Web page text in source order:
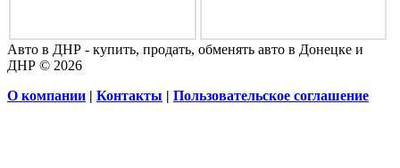
Авто в ДНР - купить, продать, обменять авто в Донецке и
ДНР © 2026
О компании | Контакты | Пользовательское соглашение